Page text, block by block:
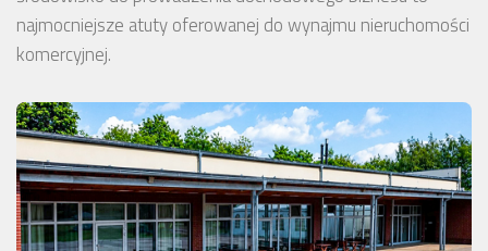
najmocniejsze atuty oferowanej do wynajmu nieruchomości
komercyjnej.